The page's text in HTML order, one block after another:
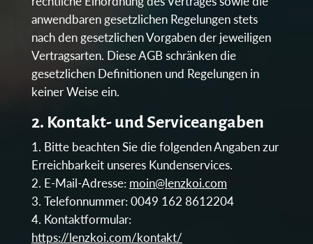
anwendbaren gesetzlichen Regelungen stets
nach den gesetzlichen Vorgaben der jeweiligen
Vertragsarten. Diese AGB schränken die
gesetzlichen Definitionen und Regelungen in
keiner Weise ein.
2. Kontakt- und Serviceangaben
Bitte beachten Sie die folgenden Angaben zur
Erreichbarkeit unseres Kundenservices.
E-Mail-Adresse: moin@lenzkoi.com
Telefonnummer: 0049 162 8612204
Kontaktformular:
https://lenzkoi.com/kontakt/